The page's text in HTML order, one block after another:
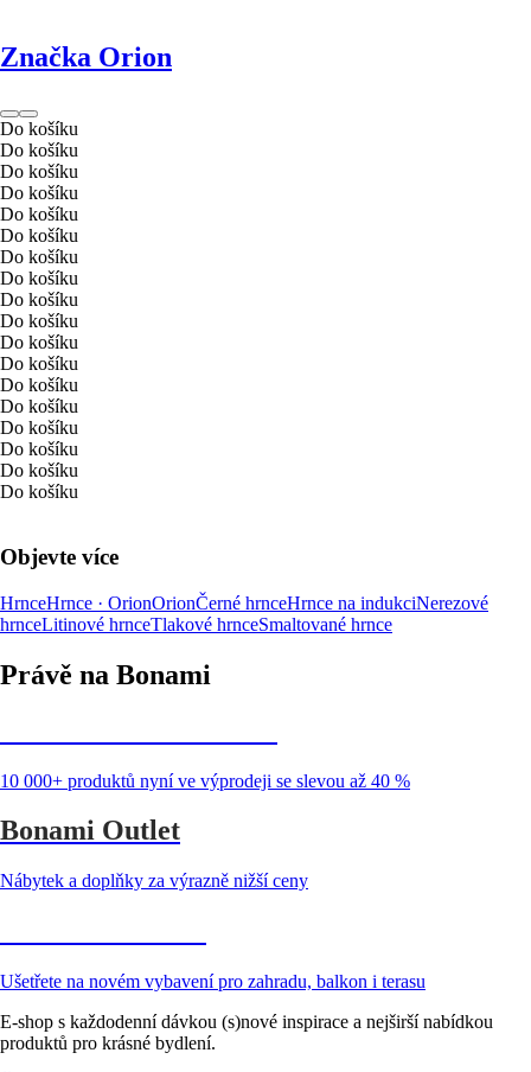
Značka Orion
Do košíku
Do košíku
Do košíku
Do košíku
Do košíku
Do košíku
Do košíku
Do košíku
Do košíku
Do košíku
Do košíku
Do košíku
Do košíku
Do košíku
Do košíku
Do košíku
Do košíku
Do košíku
Objevte více
HrnceHrnce · OrionOrionČerné hrnceHrnce na indukciNerezové
hrnceLitinové hrnceTlakové hrnceSmaltované hrnce
Právě na Bonami
10 000+ produktů nyní ve výprodeji se slevou až 40 %
Bonami Outlet
Nábytek a doplňky za výrazně nižší ceny
Ušetřete na novém vybavení pro zahradu, balkon i terasu
E-shop s každodenní dávkou (s)nové inspirace a nejširší nabídkou
produktů pro krásné bydlení.